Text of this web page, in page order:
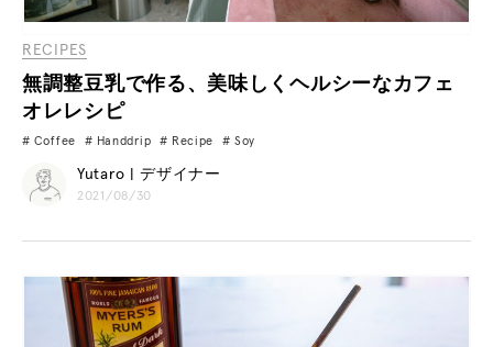
RECIPES
無調整豆乳で作る、美味しくヘルシーなカフェ
オレレシピ
Coffee Handdrip Recipe Soy
Yutaro | デザイナー
2021/08/30